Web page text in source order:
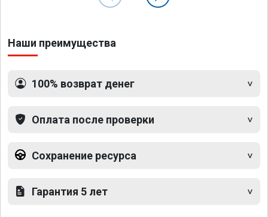
Наши преимущества
100% возврат денег
Оплата после проверки
Сохранение ресурса
Гарантия 5 лет